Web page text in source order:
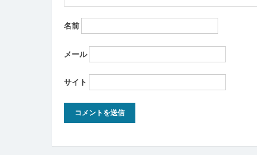
名前
メール
サイト